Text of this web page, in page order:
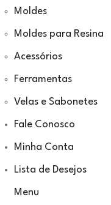
Moldes
Moldes para Resina
Acessórios
Ferramentas
Velas e Sabonetes
Fale Conosco
Minha Conta
Lista de Desejos
Menu